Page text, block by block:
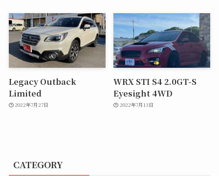
Legacy Outback
Limited
2022年7月27日
WRX STI S4 2.0GT-S
Eyesight 4WD
2022年7月13日
CATEGORY